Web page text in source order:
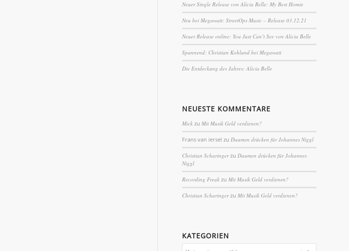
Neuer Single Release von Alicia Belle: My Best Homie
Neu bei Megawatt: StreetOps Music – Release 03.12.21
Neuer Release online: You Just Can’t See von Alicia Belle
Spannend: Christian Kohlund bei Megawatt
Die Entdeckung des Jahres: Alicia Belle
NEUESTE KOMMENTARE
Mick zuMit Musik Geld verdienen?
Frans van iersel zuDaumen drücken für Johannes Niggl
Christian ScharingerzuDaumen drücken für Johannes
Niggl
Recording Freak zuMit Musik Geld verdienen?
Christian ScharingerzuMit Musik Geld verdienen?
KATEGORIEN